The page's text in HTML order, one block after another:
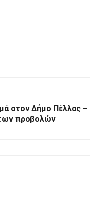
στον Δήμο Πέλλας –
προβολών